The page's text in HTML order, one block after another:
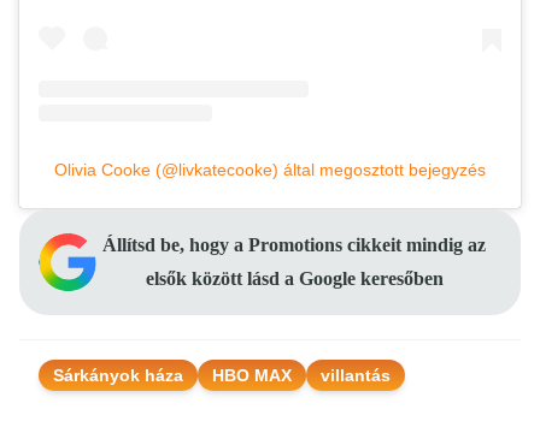
Olivia Cooke (@livkatecooke) által megosztott bejegyzés
Állítsd be, hogy a Promotions cikkeit mindig az
elsők között lásd a Google keresőben
Sárkányok háza HBO MAX villantás